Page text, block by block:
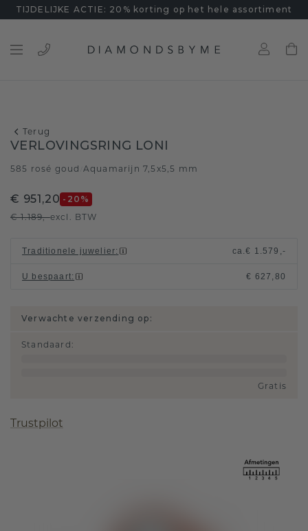
TIJDELIJKE ACTIE: 20% korting op het hele assortiment
Terug
VERLOVINGSRING LONI
585 rosé goud Aquamarijn 7,5x5,5 mm
€ 951,20 -20 %
€ 1.189,-excl. BTW
Traditionele juwelier: ca.€ 1.579,-
U bespaart: € 627,80
Verwachte verzending op:
Standaard :
Gratis
Trustpilot